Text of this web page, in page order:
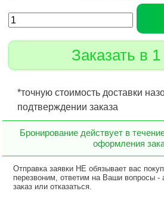
Заказать в 1
*точную стоимость доставки
подтверждении заказа
Бронирование действует в
оформления
Отправка заявки НЕ обязывает вас
перезвоним, ответим на Ваши вопросы
заказ или отказаться.